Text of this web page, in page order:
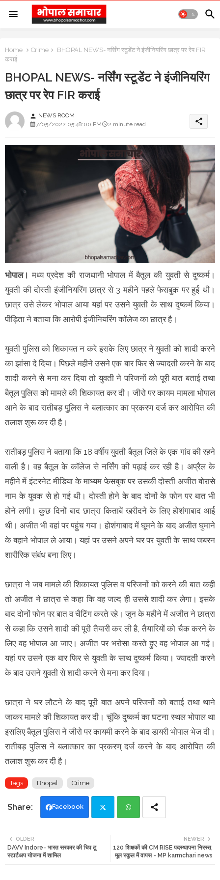
Home Crime
BHOPAL NEWS- नर्सिंग स्टूडेंट ने इंजीनियरिंग छात्र पर रेप FIR
कराई
BHOPAL NEWS- नर्सिंग स्टूडेंट ने इंजीनियरिंग
छात्र पर रेप FIR कराई
person NEWS ROOM
7/05/2022 05:48:00 PM
2 minute read share
भोपाल। मध्य प्रदेश की राजधानी भोपाल में बैतूल की युवती से दुष्कर्म।
युवती की दोस्ती इंजीनियरिंग छात्र से 3 महीने पहले फेसबुक पर हुई थी।
छात्र उसे लेकर भोपाल आया यहां पर उसने युवती के साथ दुष्कर्म किया।
पीड़िता ने बताया कि आरोपी इंजीनियरिंग कॉलेज का छात्र है।
युवती पुलिस को शिकायत न करे इसके लिए छात्र ने युवती को शादी करने
का झांसा दे दिया। पिछले महीने उसने एक बार फिर से ज्यादती करने के बाद
शादी करने से मना कर दिया तो युवती ने परिजनों को पूरी बात बताई तथा
बैतूल पुलिस को मामले की शिकायत कर दी। जीरो पर कायम मामला भोपाल
आने के बाद रातीबड़ पुूलिस ने बलात्कार का प्रकरण दर्ज कर आरोपित की
तलाश शुरू कर दी है।
रातीबड़ पुलिस ने बताया कि 18 वर्षीय युवती बैतूल जिले के एक गांव की रहने
वाली है। वह बैतूल के कॉलेज से नर्सिंग की पढ़ाई कर रही है। अप्रैल के
महीने में इंटरनेट मीडिया के माध्यम फेसबुक पर उसकी दोस्ती अजीत बोरासे
नाम के युवक से हो गई थी। दोस्ती होने के बाद दोनों के फोन पर बात भी
होने लगी। कुछ दिनों बाद छात्रा किताबें खरीदने के लिए होशंगाबाद आई
थी। अजीत भी वहां पर पहुंच गया। होशंगाबाद में घूमने के बाद अजीत घुमाने
के बहाने भोपाल ले आया। यहां पर उसने अपने घर पर युवती के साथ जबरन
शारीरिक संबंध बना लिए।
छात्रा ने जब मामले की शिकायत पुलिस व परिजनों को करने की बात कही
तो अजीत ने छात्रा से कहा कि वह जल्द ही उससे शादी कर लेगा। इसके
बाद दोनों फोन पर बात व चैटिंग करते रहे। जून के महीने में अजीत ने छात्रा
से कहा कि उसने शादी की पूरी तैयारी कर ली है, तैयारियों को चैक करने के
लिए वह भोपाल आ जाए। अजीत पर भरोसा करते हुए वह भोपाल आ गई।
यहां पर उसने एक बार फिर से युवती के साथ दुष्कर्म किया। ज्यादती करने
के बाद उसने युवती से शादी करने से मना कर दिया।
छात्रा ने घर लौटने के बाद पूरी बात अपने परिजनों को बताई तथा थाने
जाकर मामले की शिकायत कर दी। चूंकि दुष्कर्म का घटना स्थल भोपाल था
इसलिए बैतूल पुलिस ने जीरो पर कायमी करने के बाद डायरी भोपाल भेज दी।
रातीबड़ पुलिस ने बलात्कार का प्रकरण् दर्ज करने के बाद आरोपित की
तलाश शुरू कर दी है।
Tags Bhopal Crime
Facebook
ats
NEWER
120 शिक्षकों की CM RISE पदस्थापना निरस्त,
मूल स्कूल में वापस - MP karmchari news
OLDER
DAVV Indore- भारत सरकार की चिप टू
स्टार्टअप योजना में शामिल